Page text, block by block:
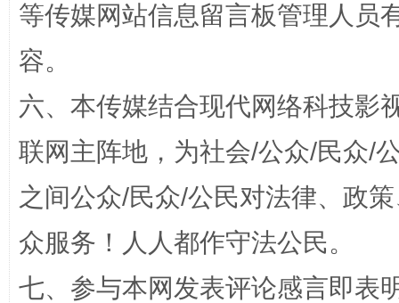
招工难、用工荒背后
等传媒网站信息留言板管理人员
容。
六、本传媒结合现代网络科技影
联网主阵地，为社会/公众/民众/
之间公众/民众/公民对法律、政
众服务！人人都作守法公民。
七、参与本网发表评论感言即表